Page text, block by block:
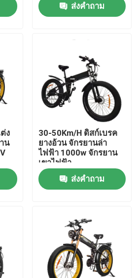
อ้วน
ส่งคำถาม
ง
น
30-50Km/H ดิสก์เบรค
ยางอ้วน จักรยานล่า
ไฟฟ้า 1000w จักรยาน
เขาไฟฟ้า
ส่งคำถาม